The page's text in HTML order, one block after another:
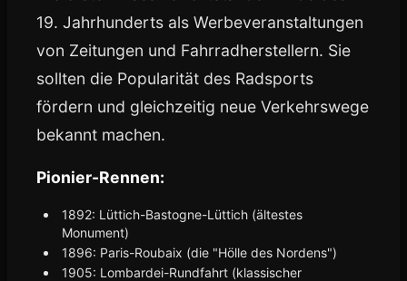
19. Jahrhunderts als Werbeveranstaltungen
von Zeitungen und Fahrradherstellern. Sie
sollten die Popularität des Radsports
fördern und gleichzeitig neue Verkehrswege
bekannt machen.
Pionier-Rennen:
1892: Lüttich-Bastogne-Lüttich (ältestes
Monument)
1896: Paris-Roubaix (die "Hölle des Nordens")
1905: Lombardei-Rundfahrt (klassischer